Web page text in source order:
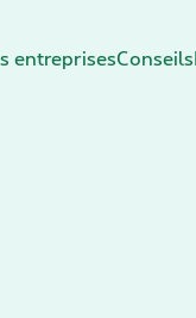
entreprisesConseils